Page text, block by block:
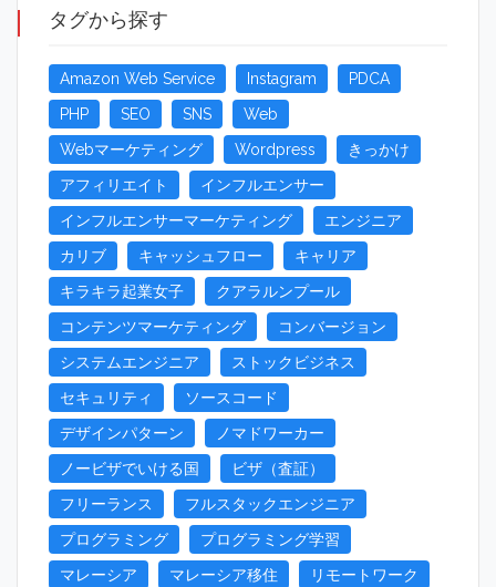
タグから探す
Amazon Web Service Instagram
PDCA
PHP
SEO SNS
Web
Webマーケティング
Wordpress
きっかけ
アフィリエイト
インフルエンサー
インフルエンサーマーケティング
エンジニア
カリブ
キャッシュフロー
キャリア
キラキラ起業女子
クアラルンプール
コンテンツマーケティング
コンバージョン
システムエンジニア
ストックビジネス
セキュリティ
ソースコード
デザインパターン
ノマドワーカー
ノービザでいける国
ビザ（査証）
フリーランス
フルスタックエンジニア
プログラミング
プログラミング学習
マレーシア
マレーシア移住
リモートワーク